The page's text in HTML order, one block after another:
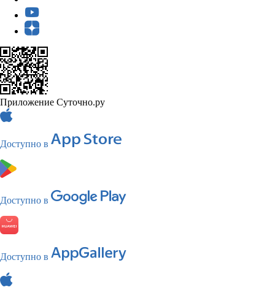
Приложение Суточно.ру
Доступно в
Доступно в
Доступно в